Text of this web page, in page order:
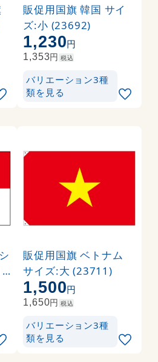
販促用国旗 韓国 サイ
ズ:小 (23692)
1,230円
1,353円 税込
バリエーション3種
類を見る
販促用国旗 ベトナム
サイズ:大 (23711)
1,500円
1,650円 税込
バリエーション3種
類を見る